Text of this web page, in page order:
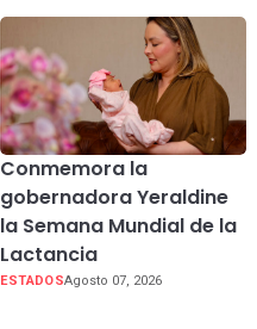
Conmemora la
gobernadora Yeraldine
la Semana Mundial de la
Lactancia
ESTADOSAgosto 07, 2026